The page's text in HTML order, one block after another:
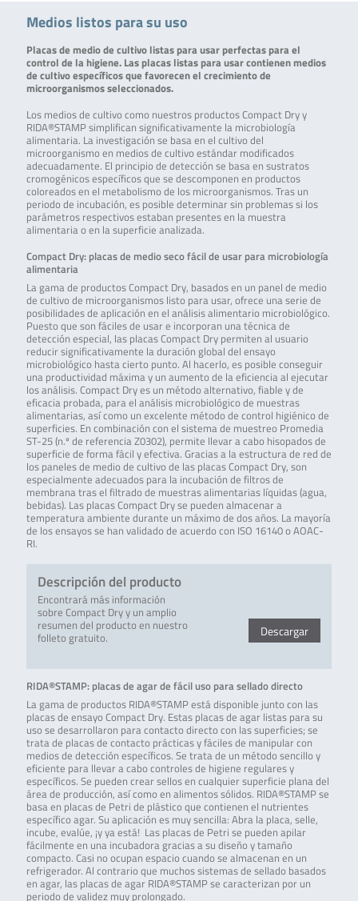
Medios listos para su uso
Placas de medio de cultivo listas para usar perfectas para el
control de la higiene. Las placas listas para usar contienen medios
de cultivo específicos que favorecen el crecimiento de
microorganismos seleccionados.
Los medios de cultivo como nuestros productos Compact Dry y
RIDA®STAMP simplifican significativamente la microbiología
alimentaria. La investigación se basa en el cultivo del
microorganismo en medios de cultivo estándar modificados
adecuadamente. El principio de detección se basa en sustratos
cromogénicos específicos que se descomponen en productos
coloreados en el metabolismo de los microorganismos. Tras un
periodo de incubación, es posible determinar sin problemas si los
parámetros respectivos estaban presentes en la muestra
alimentaria o en la superficie analizada.
Compact Dry: placas de medio seco fácil de usar para microbiología
alimentaria
La gama de productos Compact Dry, basados en un panel de medio
de cultivo de microorganismos listo para usar, ofrece una serie de
posibilidades de aplicación en el análisis alimentario microbiológico.
Puesto que son fáciles de usar e incorporan una técnica de
detección especial, las placas Compact Dry permiten al usuario
reducir significativamente la duración global del ensayo
microbiológico hasta cierto punto. Al hacerlo, es posible conseguir
una productividad máxima y un aumento de la eficiencia al ejecutar
los análisis. Compact Dry es un método alternativo, fiable y de
eficacia probada, para el análisis microbiológico de muestras
alimentarias, así como un excelente método de control higiénico de
superficies. En combinación con el sistema de muestreo Promedia
ST-25 (n.º de referencia Z0302), permite llevar a cabo hisopados de
superficie de forma fácil y efectiva. Gracias a la estructura de red de
los paneles de medio de cultivo de las placas Compact Dry, son
especialmente adecuados para la incubación de filtros de
membrana tras el filtrado de muestras alimentarias líquidas (agua,
bebidas). Las placas Compact Dry se pueden almacenar a
temperatura ambiente durante un máximo de dos años. La mayoría
de los ensayos se han validado de acuerdo con ISO 16140 o AOAC-
RI.
Descripción del producto
Encontrará más información
sobre Compact Dry y un amplio
resumen del producto en nuestro
folleto gratuito.
Descargar
RIDA®STAMP: placas de agar de fácil uso para sellado directo
La gama de productos RIDA®STAMP está disponible junto con las
placas de ensayo Compact Dry. Estas placas de agar listas para su
uso se desarrollaron para contacto directo con las superficies; se
trata de placas de contacto prácticas y fáciles de manipular con
medios de detección específicos. Se trata de un método sencillo y
eficiente para llevar a cabo controles de higiene regulares y
específicos. Se pueden crear sellos en cualquier superficie plana del
área de producción, así como en alimentos sólidos. RIDA®STAMP se
basa en placas de Petri de plástico que contienen el nutrientes
específico agar. Su aplicación es muy sencilla: Abra la placa, selle,
incube, evalúe, ¡y ya está! Las placas de Petri se pueden apilar
fácilmente en una incubadora gracias a su diseño y tamaño
compacto. Casi no ocupan espacio cuando se almacenan en un
refrigerador. Al contrario que muchos sistemas de sellado basados
en agar, las placas de agar RIDA®STAMP se caracterizan por un
periodo de validez muy prolongado.